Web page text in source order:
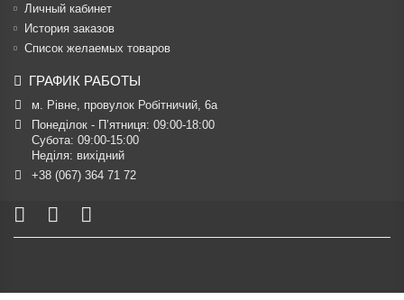
Личный кабинет
История заказов
Список желаемых товаров
ГРАФИК РАБОТЫ
м. Рівне, провулок Робітничий, 6а
Понеділок - П’ятниця: 09:00-18:00
Субота: 09:00-15:00
Неділя: вихідний
+38 (067) 364 71 72